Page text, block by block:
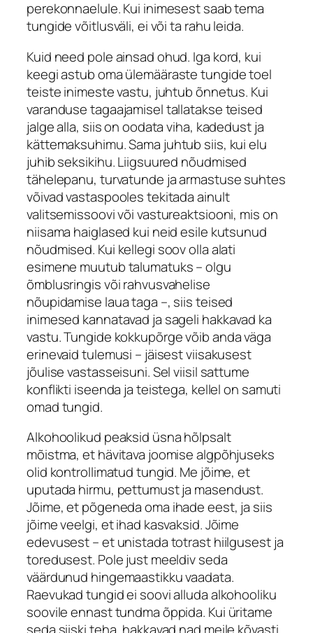
perekonnaelule. Kui inimesest saab tema
tungide võitlusväli, ei või ta rahu leida.
Kuid need pole ainsad ohud. Iga kord, kui
keegi astub oma ülemääraste tungide toel
teiste inimeste vastu, juhtub õnnetus. Kui
varanduse tagaajamisel tallatakse teised
jalge alla, siis on oodata viha, kadedust ja
kättemaksuhimu. Sama juhtub siis, kui elu
juhib seksikihu. Liigsuured nõudmised
tähelepanu, turvatunde ja armastuse suhtes
võivad vastaspooles tekitada ainult
valitsemissoovi või vastureaktsiooni, mis on
niisama haiglased kui neid esile kutsunud
nõudmised. Kui kellegi soov olla alati
esimene muutub talumatuks – olgu
õmblusringis või rahvusvahelise
nõupidamise laua taga –, siis teised
inimesed kannatavad ja sageli hakkavad ka
vastu. Tungide kokkupõrge võib anda väga
erinevaid tulemusi – jäisest viisakusest
jõulise vastasseisuni. Sel viisil sattume
konflikti iseenda ja teistega, kellel on samuti
omad tungid.
Alkohoolikud peaksid üsna hõlpsalt
mõistma, et hävitava joomise algpõhjuseks
olid kontrollimatud tungid. Me jõime, et
uputada hirmu, pettumust ja masendust.
Jõime, et põgeneda oma ihade eest, ja siis
jõime veelgi, et ihad kasvaksid. Jõime
edevusest – et unistada totrast hiilgusest ja
toredusest. Pole just meeldiv seda
väärdunud hingemaastikku vaadata.
Raevukad tungid ei soovi alluda alkohooliku
soovile ennast tundma õppida. Kui üritame